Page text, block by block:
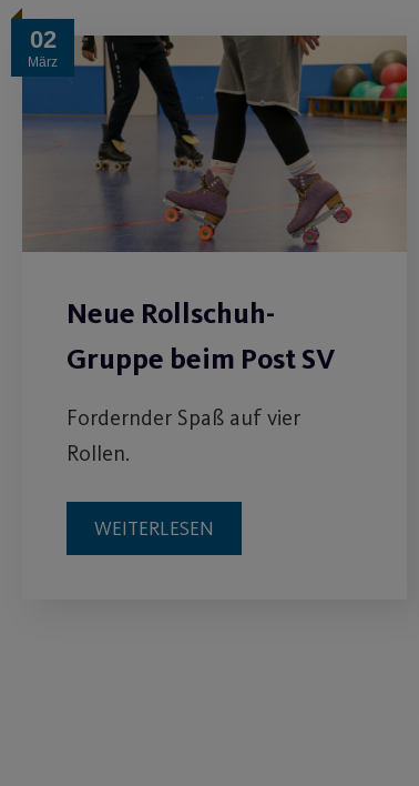
02
März
Neue Rollschuh-
Gruppe beim Post SV
Fordernder Spaß auf vier
Rollen.
WEITERLESEN